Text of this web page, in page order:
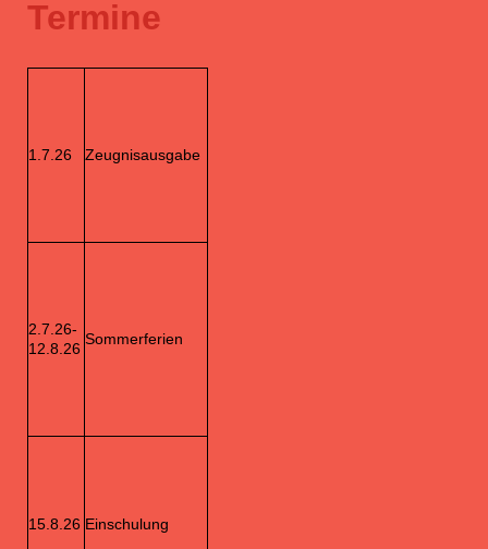
Termine
1.7.26 Zeugnisausgabe
2.7.26-
12.8.26
Sommerferien
15.8.26 Einschulung